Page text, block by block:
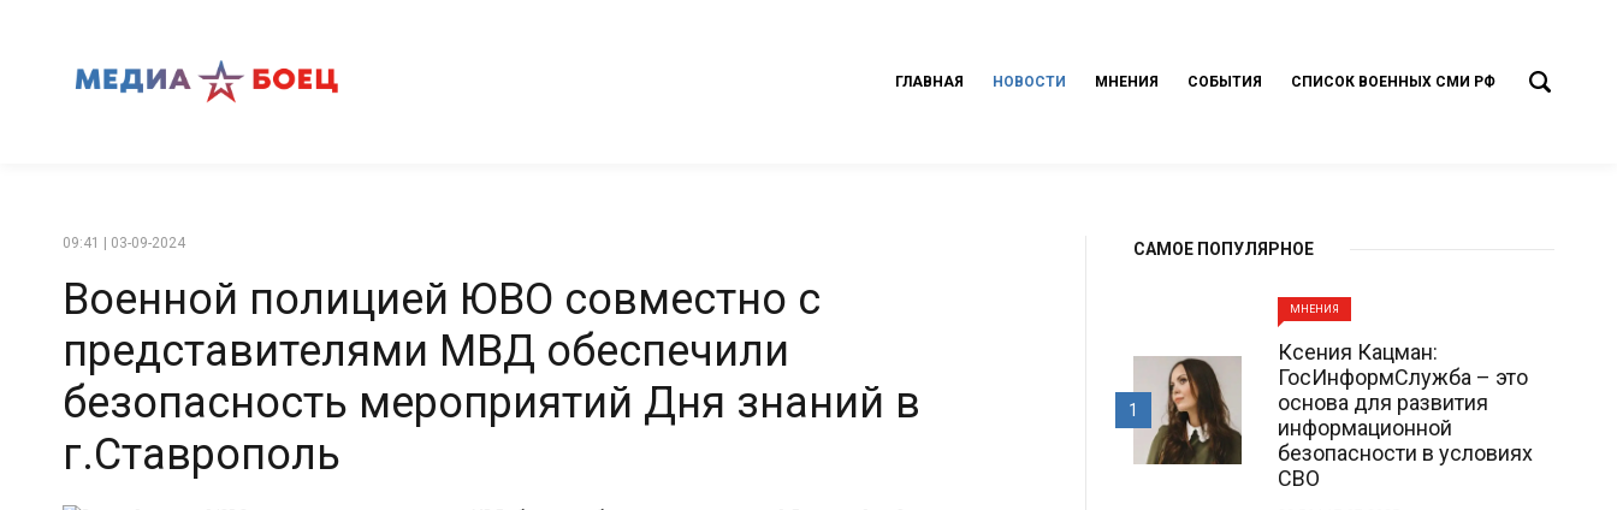
ГЛАВНАЯ НОВОСТИ МНЕНИЯ СОБЫТИЯ СПИСОК ВОЕННЫХ СМИ РФ
09:41 | 03-09-2024
Военной полицией ЮВО совместно с
представителями МВД обеспечили
безопасность мероприятий Дня знаний в
г.Ставрополь
САМОЕ ПОПУЛЯРНОЕ
МНЕНИЯ
Ксения Кацман:
ГосИнформСлужба – это
основа для развития
информационной
безопасности в условиях
СВО
1